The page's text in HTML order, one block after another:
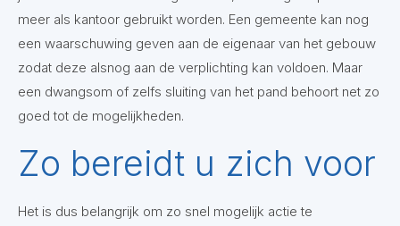
meer als kantoor gebruikt worden. Een gemeente kan nog
een waarschuwing geven aan de eigenaar van het gebouw
zodat deze alsnog aan de verplichting kan voldoen. Maar
een dwangsom of zelfs sluiting van het pand behoort net zo
goed tot de mogelijkheden.
Zo bereidt u zich voor
Het is dus belangrijk om zo snel mogelijk actie te